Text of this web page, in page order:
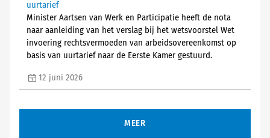
uurtarief
Minister Aartsen van Werk en Participatie heeft de nota
naar aanleiding van het verslag bij het wetsvoorstel Wet
invoering rechtsvermoeden van arbeidsovereenkomst op
basis van uurtarief naar de Eerste Kamer gestuurd.
12 juni 2026
MEER